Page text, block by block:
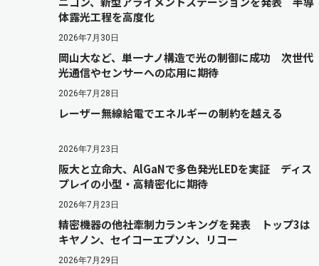
体露光工程を高度化
2026年7月30日
岡山大など、単一ナノ構造で光の制御に成功 次世代
光通信やセンサーへの応用に期待
2026年7月28日
レーザー無線給電でエネルギーの制約を越える
2026年7月23日
阪大と立命大、AlGaNで多色発光LEDを実証 ディス
プレイの小型・高精密化に期待
2026年7月23日
精密機器の他社牽制力ランキングを発表 トップ3は
キヤノン、セイコーエプソン、リコー
2026年7月29日